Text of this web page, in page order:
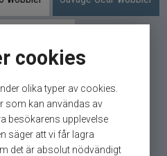
cookies
olika typer av cookies.
som kan användas av
besökarens upplevelse
säger att vi får lagra
det är absolut nödvändigt
att hugga.
simrörelse
invevning och twitch